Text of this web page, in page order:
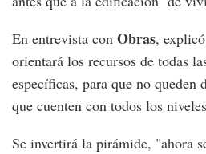
En entrevista con Obras,
orientará los recursos de todas
específicas, para que no queden
que cuenten con todos los
Se invertirá la pirámide, "ahora